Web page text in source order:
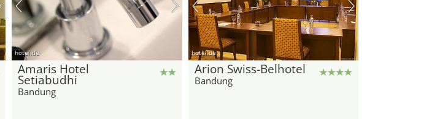
hotel.de
Amaris Hotel
Setiabudhi
Bandung
hotel.de
Arion Swiss-Belhotel
Bandung